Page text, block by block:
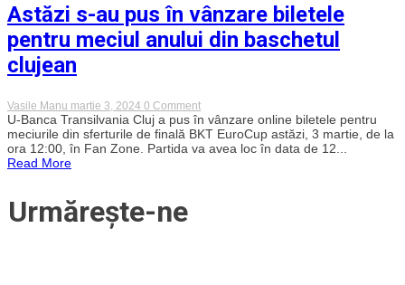
Astăzi s-au pus în vânzare biletele
pentru meciul anului din baschetul
clujean
Vasile Manu martie 3, 2024 0 Commenton
Astăzi
s-
au
pus
U-Banca Transilvania Cluj a pus în vânzare online biletele pentru
meciurile din sferturile de finală BKT EuroCup astăzi, 3 martie, de la
ora 12:00, în Fan Zone. Partida va avea loc în data de 12...
Read More
Urmărește-ne